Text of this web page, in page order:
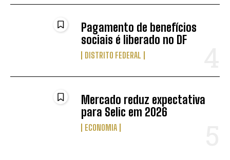
Pagamento de benefícios
sociais é liberado no DF
DISTRITO FEDERAL
Mercado reduz expectativa
para Selic em 2026
ECONOMIA